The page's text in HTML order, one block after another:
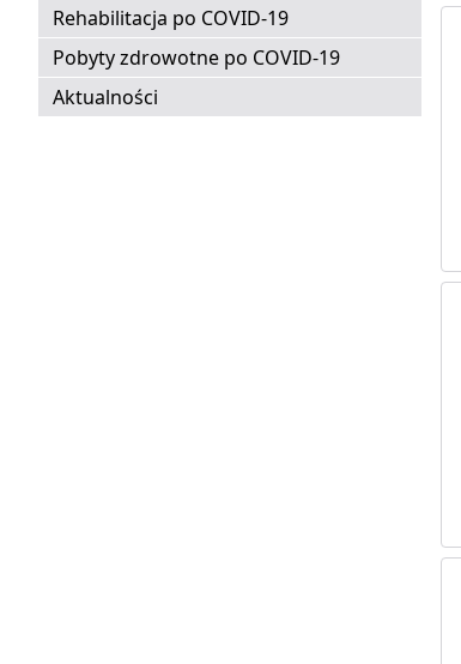
Rehabilitacja po COVID-19
Pobyty zdrowotne po COVID-19
Aktualności